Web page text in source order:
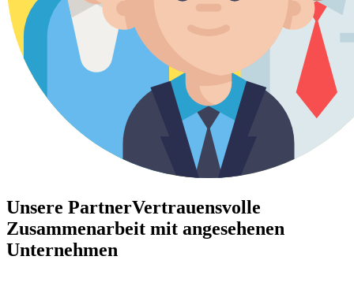
Unsere PartnerVertrauensvolle
Zusammenarbeit mit angesehenen
Unternehmen